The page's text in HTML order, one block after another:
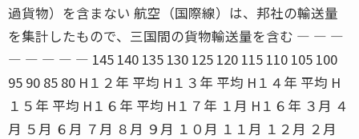
過貨物）を含まない 航空（国際線）は、邦社の輸送量
を集計したもので、三国間の貨物輸送量を含む ― ― ―
― ― ― ― ― 145 140 135 130 125 120 115 110 105 100
95 90 85 80 H１２年 平均 H１３年 平均 H１４年 平均 H
１５年 平均 H１６年 平均 H１７年 １月 H１６年 ３月 ４
月 ５月 ６月 ７月 ８月 ９月 １０月 １１月 １２月 ２月